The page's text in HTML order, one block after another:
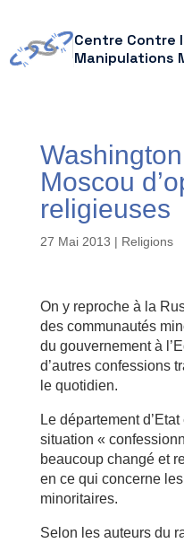
Centre Contre
Manipulations
Moscou
religieuses
27 Mai 2013 | Religions
On y reproche à la
des communautés
du gouvernement à
d’autres confessions
le quotidien.
Le département
situation «
beaucoup changé et
en ce qui concerne
minoritaires.
Selon les auteurs du